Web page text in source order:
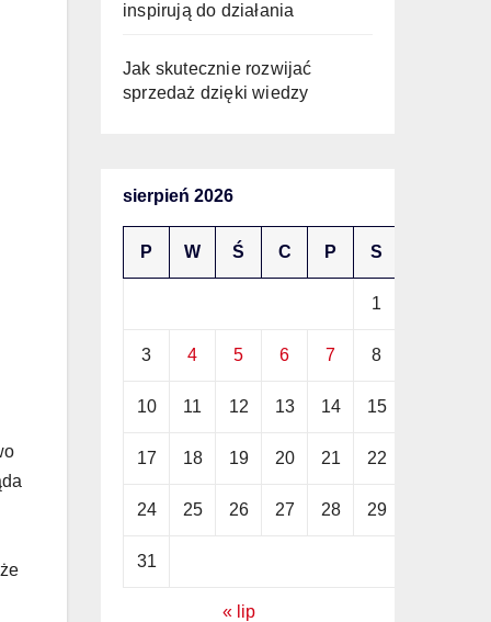
inspirują do działania
Jak skutecznie rozwijać
sprzedaż dzięki wiedzy
sierpień 2026
P W Ś C P S
1
3 4 5 6 7 8
10 11 12 13 14 15
17 18 19 20 21 22
24 25 26 27 28 29
31
« lip